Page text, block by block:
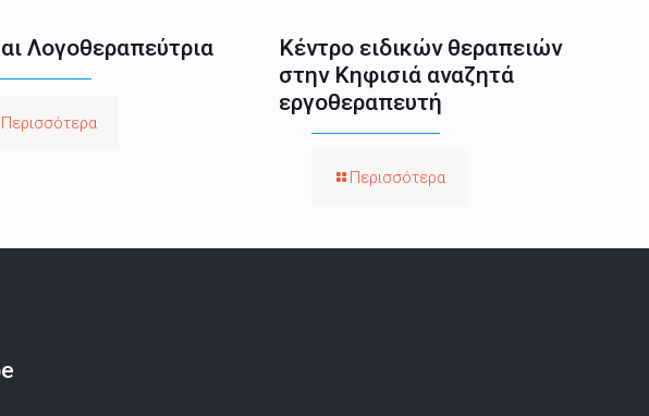
Λογοθεραπεύτρια
Περισσότερα
Κέντρο ειδικών θεραπειών
στην Κηφισιά αναζητά
εργοθεραπευτή
Περισσότερα